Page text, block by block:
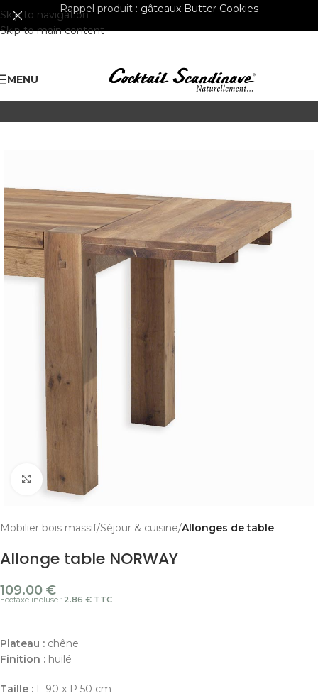
Skip to navigation
Skip to main content
Rappel produit : gâteaux Butter Cookies
MENU
Cliquer pour agrandir
Mobilier bois massif Séjour & cuisine Allonges de table
Allonge table NORWAY
109.00 €
Ecotaxe incluse : 2.86 € TTC
Plateau : chêne
Finition : huilé
Taille : L 90 x P 50 cm